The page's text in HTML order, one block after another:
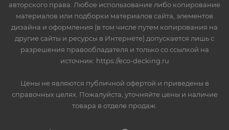
авторского права. Любое использование либо копирование
материалов или подборки материалов сайта, элементов
дизайна и оформления (в том числе путем копирования на
другие сайты и ресурсы в Интернете) допускается лишь с
разрешения правообладателя и только со ссылкой на
источник: https://eco-decking.ru
Цены не являются публичной офертой и приведены в
справочных целях. Пожалуйста, уточняйте цены и наличие
товара в отделе продаж.